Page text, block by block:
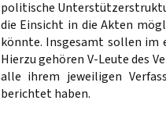
politische
die Einsicht in die Akten
könnte. Insgesamt sollen im
Hierzu gehören V-Leute des
alle ihrem jeweiligen
berichtet haben.